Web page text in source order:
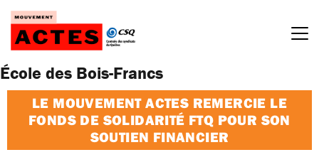
Passer
contenu
École des Bois-Francs
LE MOUVEMENT ACTES REMERCIE LE
FONDS DE SOLIDARITÉ FTQ POUR SON
SOUTIEN FINANCIER